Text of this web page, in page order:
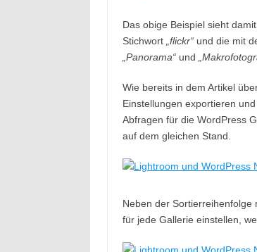
Das obige Beispiel sieht
Stichwort „flickr“und die mit
„Panorama“und
Wie bereits in dem Artikel
Einstellungen exportieren
Abfragen für die WordPress
auf dem gleichen Stand.
Neben der
für jede Gallerie einstellen,